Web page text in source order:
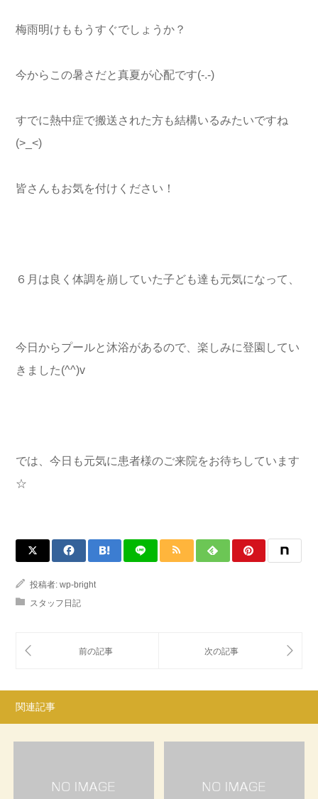
梅雨明けももうすぐでしょうか？
今からこの暑さだと真夏が心配です(-.-)
すでに熱中症で搬送された方も結構いるみたいですね
(>_<)
皆さんもお気を付けください！
６月は良く体調を崩していた子ども達も元気になって、
今日からプールと沐浴があるので、楽しみに登園してい
きました(^^)v
では、今日も元気に患者様のご来院をお待ちしています
☆
投稿者: wp-bright
スタッフ日記
関連記事